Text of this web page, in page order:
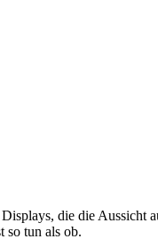
die die Aussicht
so tun als ob.